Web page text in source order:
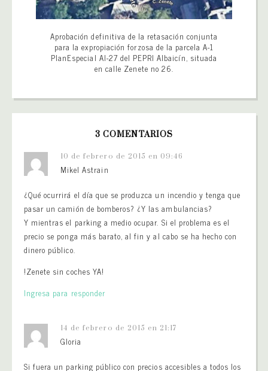
Aprobación definitiva de la retasación conjunta
para la expropiación forzosa de la parcela A-1
PlanEspecial AI-27 del PEPRI Albaicín, situada
en calle Zenete no 26.
3 COMENTARIOS
10 de febrero de 2015 en 09:46
Mikel Astrain
¿Qué ocurrirá el día que se produzca un incendio y tenga que
pasar un camión de bomberos? ¿Y las ambulancias?
Y mientras el parking a medio ocupar. Si el problema es el
precio se ponga más barato, al fin y al cabo se ha hecho con
dinero público.
!Zenete sin coches YA!
Ingresa para responder
14 de febrero de 2015 en 21:17
Gloria
Si fuera un parking público con precios accesibles a todos los